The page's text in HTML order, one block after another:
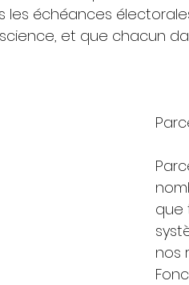
les échéances
et que chacun
que
nos